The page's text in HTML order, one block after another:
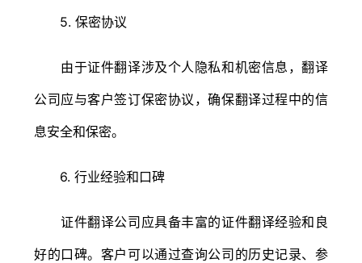
5. 保密协议
由于证件翻译涉及个人隐私和机密信息，翻译
公司应与客户签订保密协议，确保翻译过程中的信
息安全和保密。
6. 行业经验和口碑
证件翻译公司应具备丰富的证件翻译经验和良
好的口碑。客户可以通过查询公司的历史记录、参